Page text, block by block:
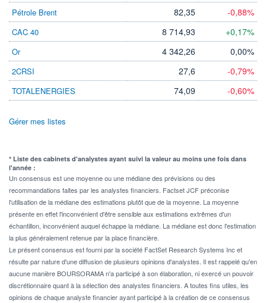
Pétrole Brent 82,35 -0,88%
CAC 40 8 714,93 +0,17%
Or 4 342,26 0,00%
2CRSI 27,6 -0,79%
TOTALENERGIES 74,09 -0,60%
Gérer mes listes
* Liste des cabinets d'analystes ayant suivi la valeur au moins une fois dans
l'année :
Un consensus est une moyenne ou une médiane des prévisions ou des
recommandations faites par les analystes financiers. Factset JCF préconise
l'utilisation de la médiane des estimations plutôt que de la moyenne. La moyenne
présente en effet l'inconvénient d'être sensible aux estimations extrêmes d'un
échantillon, inconvénient auquel échappe la médiane. La médiane est donc l'estimation
la plus généralement retenue par la place financière.
Le présent consensus est fourni par la société FactSet Research Systems Inc et
résulte par nature d'une diffusion de plusieurs opinions d'analystes. Il est rappelé qu'en
aucune manière BOURSORAMA n'a participé à son élaboration, ni exercé un pouvoir
discrétionnaire quant à la sélection des analystes financiers. A toutes fins utiles, les
opinions de chaque analyste financier ayant participé à la création de ce consensus